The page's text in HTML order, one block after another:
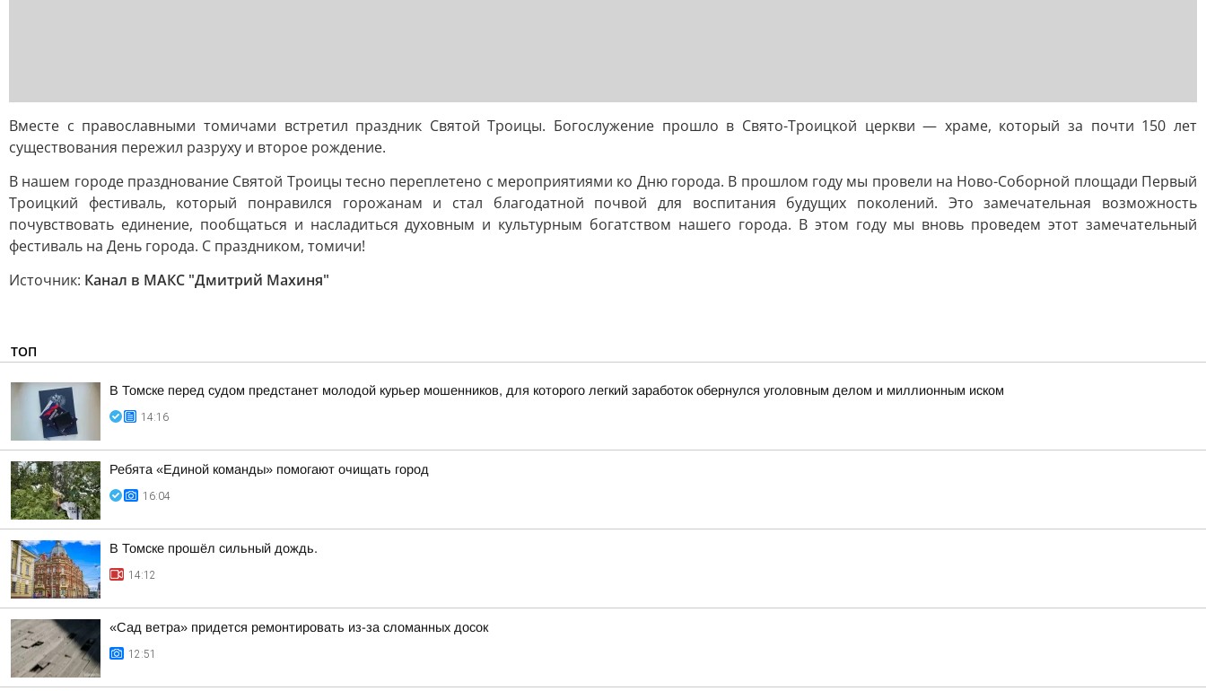
Вместе с православными томичами встретил праздник Святой Троицы. Богослужение прошло в Свято-Троицкой церкви — храме, который за почти 150 лет
существования пережил разруху и второе рождение.
В нашем городе празднование Святой Троицы тесно переплетено с мероприятиями ко Дню города. В прошлом году мы провели на Ново-Соборной площади Первый
Троицкий фестиваль, который понравился горожанам и стал благодатной почвой для воспитания будущих поколений. Это замечательная возможность
почувствовать единение, пообщаться и насладиться духовным и культурным богатством нашего города. В этом году мы вновь проведем этот замечательный
фестиваль на День города. С праздником, томичи!
Источник: Канал в МАКС "Дмитрий Махиня"
ТОП
В Томске перед судом предстанет молодой курьер мошенников, для которого легкий заработок обернулся уголовным делом и миллионным иском
14:16
Ребята «Единой команды» помогают очищать город
16:04
В Томске прошёл сильный дождь.
14:12
«Сад ветра» придется ремонтировать из-за сломанных досок
12:51